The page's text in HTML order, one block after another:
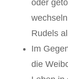
oder
Rudels
Im
die